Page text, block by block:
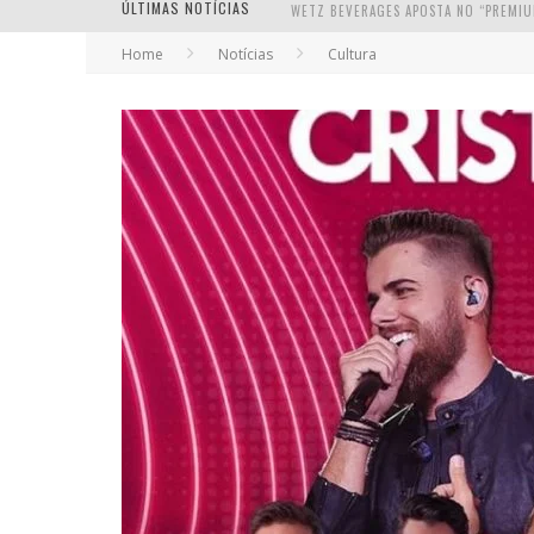
ÚLTIMAS NOTÍCIAS
Home Notícias Cultura